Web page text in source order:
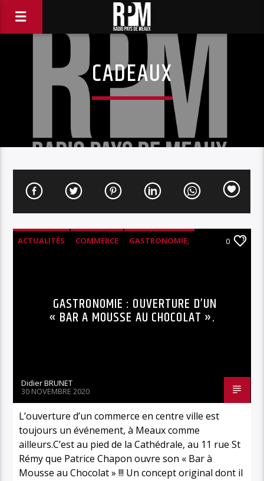
CADEAUX
ACTUALITÉS COMMERCE
GASTRONOMIE,
0
GASTRONOMIE : OUVERTURE D’UN
« BAR A MOUSSE AU CHOCOLAT ».
Didier BRUNET
30 NOVEMBRE 2020
L’ouverture d’un commerce en centre ville est
toujours un événement, à Meaux comme
ailleurs.C’est au pied de la Cathédrale, au 11 rue St
Rémy que Patrice Chapon ouvre son « Bar à
Mousse au Chocolat » !!! Un concept original dont il